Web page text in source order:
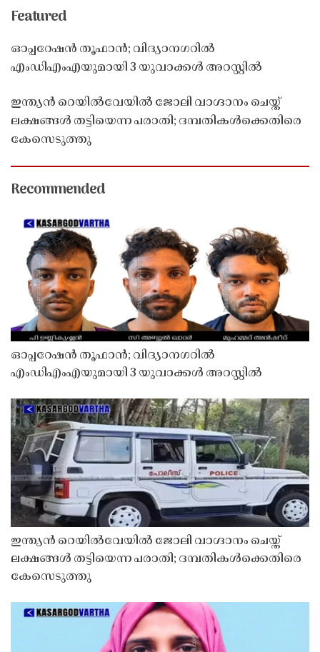
Featured
ഓപ്പറേഷൻ തൂഫാൻ; വിദ്യാനഗറിൽ
എംഡിഎംഎയുമായി 3 യുവാക്കൾ അറസ്റ്റിൽ
ഇന്ത്യൻ റെയിൽവേയിൽ ജോലി വാഗ്ദാനം ചെയ്ത്
ലക്ഷങ്ങൾ തട്ടിയെന്ന പരാതി; ദമ്പതികൾക്കെതിരെ
കേസെടുത്തു
Recommended
ഓപ്പറേഷൻ തൂഫാൻ; വിദ്യാനഗറിൽ
എംഡിഎംഎയുമായി 3 യുവാക്കൾ അറസ്റ്റിൽ
ഇന്ത്യൻ റെയിൽവേയിൽ ജോലി വാഗ്ദാനം ചെയ്ത്
ലക്ഷങ്ങൾ തട്ടിയെന്ന പരാതി; ദമ്പതികൾക്കെതിരെ
കേസെടുത്തു